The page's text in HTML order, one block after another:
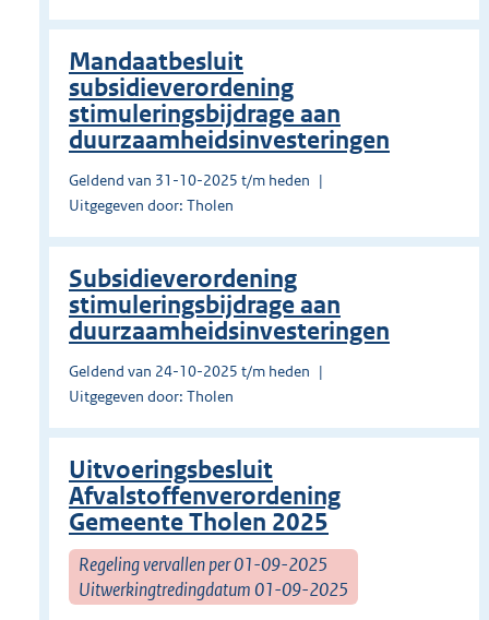
Mandaatbesluit
subsidieverordening
stimuleringsbijdrage aan
duurzaamheidsinvesteringen
Geldend van 31-10-2025 t/m heden
Uitgegeven door: Tholen
Subsidieverordening
stimuleringsbijdrage aan
duurzaamheidsinvesteringen
Geldend van 24-10-2025 t/m heden
Uitgegeven door: Tholen
Uitvoeringsbesluit
Afvalstoffenverordening
Gemeente Tholen 2025
Regeling vervallen per 01-09-2025
Uitwerkingtredingdatum 01-09-2025